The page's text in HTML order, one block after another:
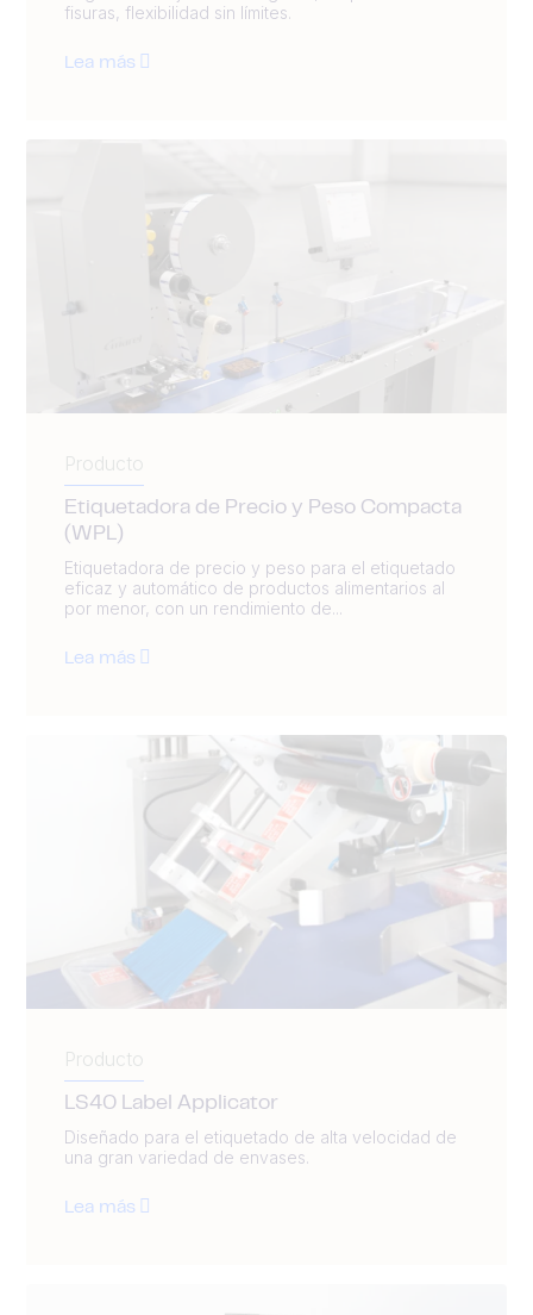
fisuras, flexibilidad sin límites.
Lea más
Producto
Etiquetadora de Precio y Peso Compacta
(WPL)
Etiquetadora de precio y peso para el etiquetado
eficaz y automático de productos alimentarios al
por menor, con un rendimiento de...
Lea más
Producto
LS40 Label Applicator
Diseñado para el etiquetado de alta velocidad de
una gran variedad de envases.
Lea más